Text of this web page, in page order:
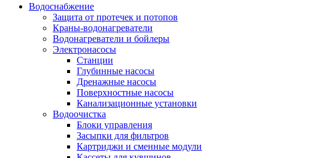
Водоснабжение
Защита от протечек и потопов
Краны-водонагреватели
Водонагреватели и бойлеры
Электронасосы
Станции
Глубинные насосы
Дренажные насосы
Поверхностные насосы
Канализационные установки
Водоочистка
Блоки управления
Засыпки для фильтров
Картриджи и сменные модули